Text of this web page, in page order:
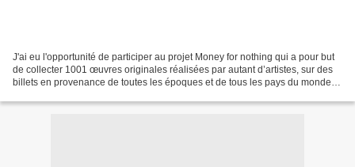
J'ai eu l'opportunité de participer au projet Money for nothing qui a pour but
de collecter 1001 œuvres originales réalisées par autant d’artistes, sur des
billets en provenance de toutes les époques et de tous les pays du monde.